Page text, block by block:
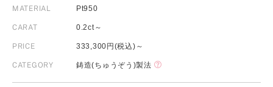
MATERIAL Pt950
CARAT 0.2ct～
PRICE 333,300円(税込)～
CATEGORY 鋳造(ちゅうぞう)製法